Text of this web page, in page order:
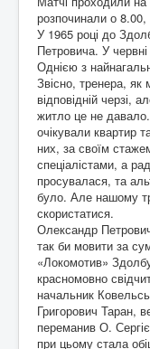
розпочинали о
У 1965 році до
Петровича. У
Однією з
Звісно, тренера, як
відповідній черзі,
житло це не давало.
очікували квартир
них, за своїм
спеціалістами, а
просувалася, та
було. Але нашому
скористатися.
Олександр
так би мовити за
«Локомотив»
красномовно
начальник
Григорович Таран,
переманив О.
при цьому стала